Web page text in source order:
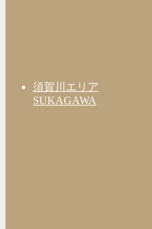
須賀川エリア
SUKAGAWA